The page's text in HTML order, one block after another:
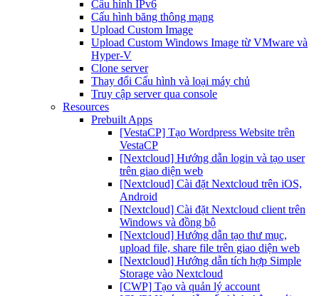
Cấu hình IPv6
Cấu hình băng thông mạng
Upload Custom Image
Upload Custom Windows Image từ VMware và
Hyper-V
Clone server
Thay đổi Cấu hình và loại máy chủ
Truy cập server qua console
Resources
Prebuilt Apps
[VestaCP] Tạo Wordpress Website trên
VestaCP
[Nextcloud] Hướng dẫn login và tạo user
trên giao diện web
[Nextcloud] Cài đặt Nextcloud trên iOS,
Android
[Nextcloud] Cài đặt Nextcloud client trên
Windows và đồng bộ
[Nextcloud] Hướng dẫn tạo thư mục,
upload file, share file trên giao diện web
[Nextcloud] Hướng dẫn tích hợp Simple
Storage vào Nextcloud
[CWP] Tạo và quản lý account